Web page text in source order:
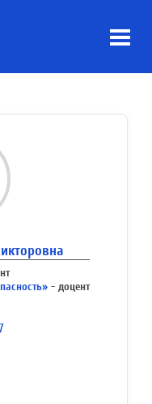
- доцент